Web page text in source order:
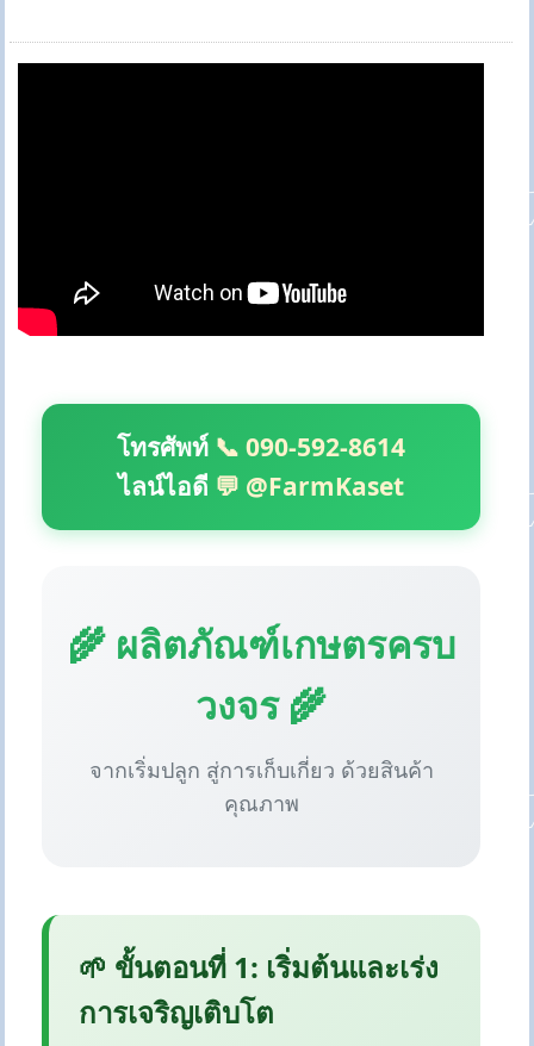
โทรศัพท์ 📞 090-592-8614
ไลน์ไอดี 💬 @FarmKaset
🌾 ผลิตภัณฑ์เกษตรครบ
วงจร 🌾
จากเริ่มปลูก สู่การเก็บเกี่ยว ด้วยสินค้า
คุณภาพ
🌱 ขั้นตอนที่ 1: เริ่มต้นและเร่ง
การเจริญเติบโต